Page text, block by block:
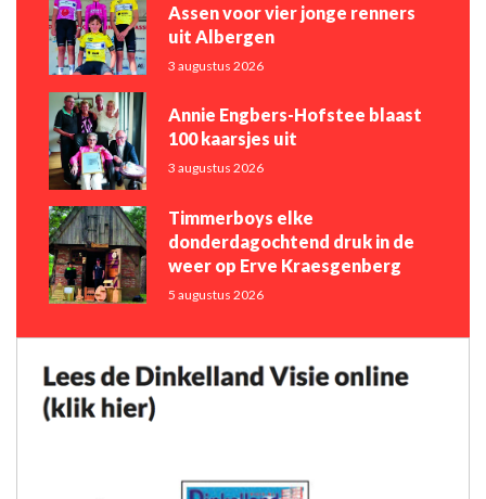
Assen voor vier jonge renners
uit Albergen
3 augustus 2026
Annie Engbers-Hofstee blaast
100 kaarsjes uit
3 augustus 2026
Timmerboys elke
donderdagochtend druk in de
weer op Erve Kraesgenberg
5 augustus 2026